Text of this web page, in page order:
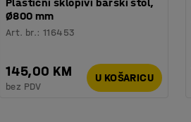
Ø800 mm
Art. br.:116453
145,00 KM
bez PDV
U KOŠARICU